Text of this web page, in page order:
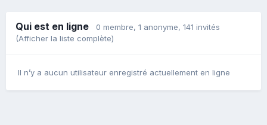
Qui est en ligne 0 membre, 1 anonyme, 141 invités
(Afficher la liste complète)
Il n’y a aucun utilisateur enregistré actuellement en ligne